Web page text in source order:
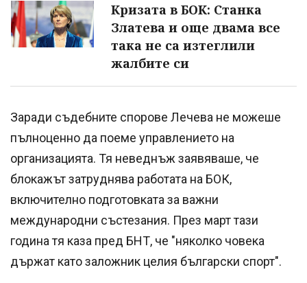
Кризата в БОК: Станка
Златева и още двама все
така не са изтеглили
жалбите си
Заради съдебните спорове Лечева не можеше
пълноценно да поеме управлението на
организацията. Тя неведнъж заявяваше, че
блокажът затруднява работата на БОК,
включително подготовката за важни
международни състезания. През март тази
година тя каза пред БНТ, че "няколко човека
държат като заложник целия български спорт".